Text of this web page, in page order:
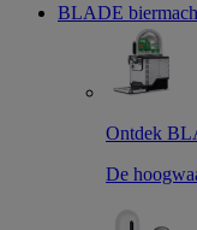
BLADE
Ontdek
De